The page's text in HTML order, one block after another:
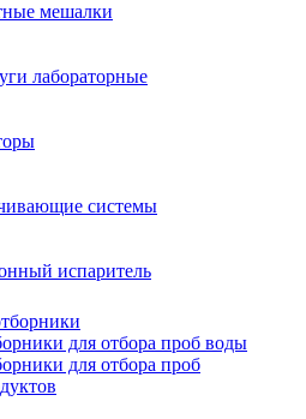
мешалки
лабораторные
системы
испаритель
для отбора проб воды
для отбора проб